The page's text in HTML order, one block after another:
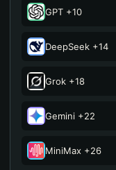
14 JPerere
15 hermosa
16 Perth
17 のらねこ
18 Triplea
GPT +10
DeepSeek +14
Grok +18
Gemini +22
MiniMax +26